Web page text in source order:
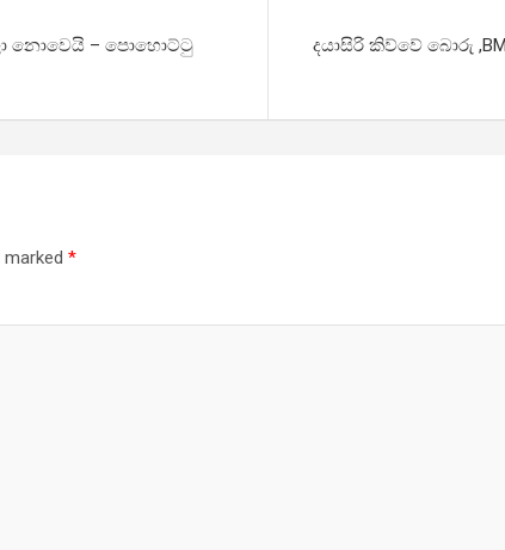
නොවෙයි – පොහොට්ටු
දයාසිරි කිව්වේ බොරු
marked *